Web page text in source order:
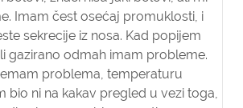
Imam čest osećaj promuklosti, i
sekrecije iz nosa. Kad popijem
gazirano odmah imam probleme.
problema, temperaturu
bio ni na kakav pregled u vezi toga,